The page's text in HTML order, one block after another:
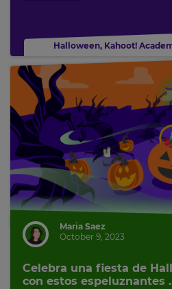
Halloween, Kahoot!
Maria Saez
October 9, 2023
Celebra una fiesta de
con estos espeluznantes